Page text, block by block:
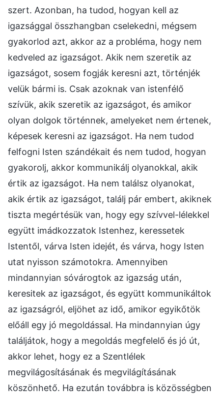
szert. Azonban, ha tudod, hogyan kell az
igazsággal összhangban cselekedni, mégsem
gyakorlod azt, akkor az a probléma, hogy nem
kedveled az igazságot. Akik nem szeretik az
igazságot, sosem fogják keresni azt, történjék
velük bármi is. Csak azoknak van istenfélő
szívük, akik szeretik az igazságot, és amikor
olyan dolgok történnek, amelyeket nem értenek,
képesek keresni az igazságot. Ha nem tudod
felfogni Isten szándékait és nem tudod, hogyan
gyakorolj, akkor kommunikálj olyanokkal, akik
értik az igazságot. Ha nem találsz olyanokat,
akik értik az igazságot, találj pár embert, akiknek
tiszta megértésük van, hogy egy szívvel-lélekkel
együtt imádkozzatok Istenhez, keressetek
Istentől, várva Isten idejét, és várva, hogy Isten
utat nyisson számotokra. Amennyiben
mindannyian sóvárogtok az igazság után,
keresitek az igazságot, és együtt kommunikáltok
az igazságról, eljöhet az idő, amikor egyikőtök
előáll egy jó megoldással. Ha mindannyian úgy
találjátok, hogy a megoldás megfelelő és jó út,
akkor lehet, hogy ez a Szentlélek
megvilágosításának és megvilágításának
köszönhető. Ha ezután továbbra is közösségben